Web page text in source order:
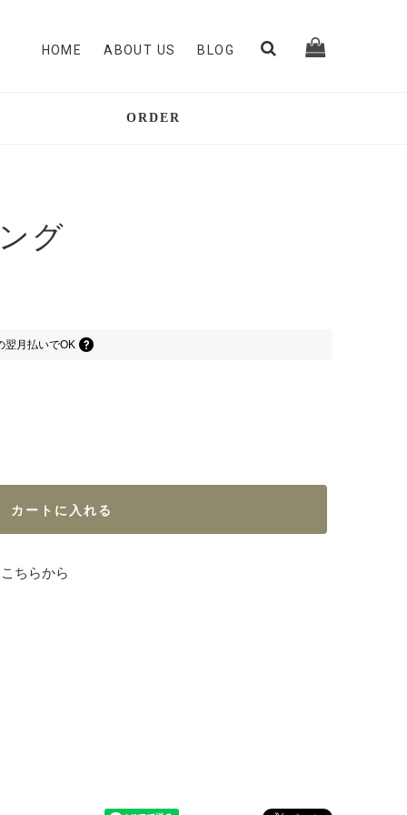
HOME ABOUT US BLOG
ORDER
グ
翌月払いでOK
カートに入れる
ちらから